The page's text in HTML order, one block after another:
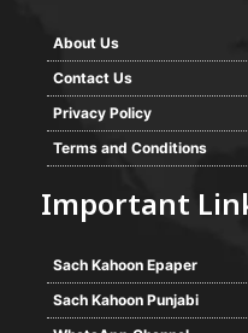
About Us
Contact Us
Privacy Policy
Terms and Conditions
Important
Sach Kahoon Epaper
Sach Kahoon Punjabi